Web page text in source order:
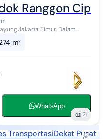
Ranggon
Jakarta Timur, Dalam
m²
WhatsApp
21
TransportasiDekat Pusat